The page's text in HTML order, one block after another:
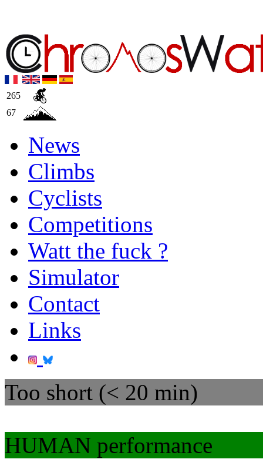
265
67
News
Climbs
Cyclists
Competitions
Watt the fuck ?
Simulator
Contact
Links
Too short (< 20 min)
HUMAN performance